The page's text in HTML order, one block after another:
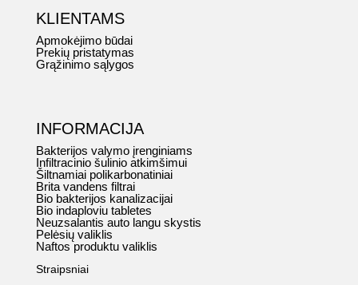
KLIENTAMS
Apmokėjimo būdai
Prekių pristatymas
Grąžinimo sąlygos
INFORMACIJA
Bakterijos valymo įrenginiams
Infiltracinio šulinio atkimšimui
Šiltnamiai polikarbonatiniai
Brita vandens filtrai
Bio bakterijos kanalizacijai
Bio indaploviu tabletes
Neuzsalantis auto langu skystis
Pelėsių valiklis
Naftos produktu valiklis
Straipsniai